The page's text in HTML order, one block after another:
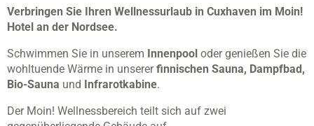
Verbringen Sie Ihren Wellnessurlaub in Cuxhaven im Moin!
Hotel an der Nordsee.
Schwimmen Sie in unserem Innenpool oder genießen Sie die
wohltuende Wärme in unsererfinnischen Sauna, Dampfbad,
Bio-Sauna und Infrarotkabine.
Der Moin! Wellnessbereich teilt sich auf zwei